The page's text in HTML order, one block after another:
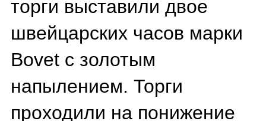
юридическую чистоту
сделки и быть готовым к
тому, что за желанный
экземпляр развернется
серьезная борьба.